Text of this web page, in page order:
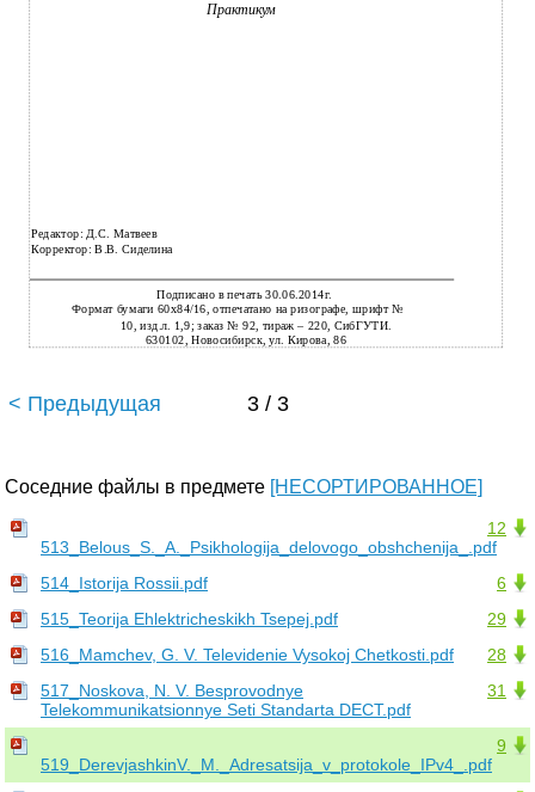
Практикум
Редактор: Д.С. Матвеев
Корректор: В.В. Сиделина
Подписано в печать 30.06.2014г.
Формат бумаги 60х84/16, отпечатано на ризографе, шрифт №
10, изд.л. 1,9; заказ № 92, тираж – 220, СибГУТИ.
630102, Новосибирск, ул. Кирова, 86
< Предыдущая 3 / 3
Соседние файлы в предмете [НЕСОРТИРОВАННОЕ]
12
513_Belous_S._A._Psikhologija_delovogo_obshchenija_.pdf
6
514_Istorija Rossii.pdf
29
515_Teorija Ehlektricheskikh Tsepej.pdf
28
516_Mamchev, G. V. Televidenie Vysokoj Chetkosti.pdf
31
517_Noskova, N. V. Besprovodnye
Telekommunikatsionnye Seti Standarta DECT.pdf
9
519_DerevjashkinV._M._Adresatsija_v_protokole_IPv4_.pdf